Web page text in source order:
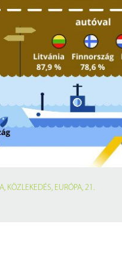
, KÖZLEKEDÉS, EURÓPA, 21.